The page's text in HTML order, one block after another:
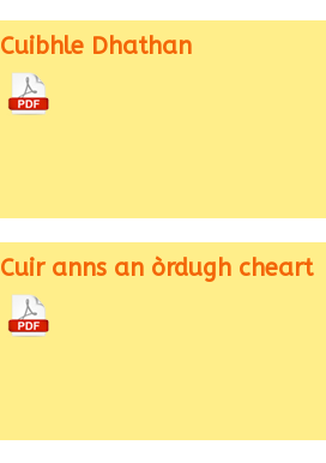
Cuibhle Dhathan
Cuir anns an òrdugh cheart